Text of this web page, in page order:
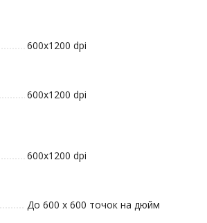
600x1200 dpi
600х1200 dpi
600x1200 dpi
До 600 x 600 точок на дюйм